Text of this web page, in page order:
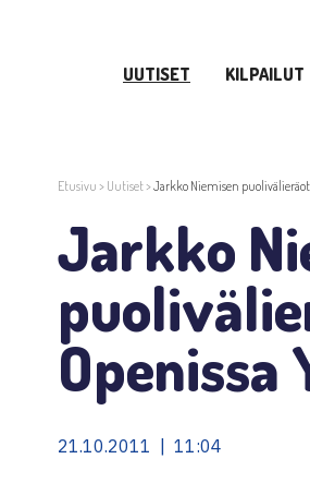
UUTISET
KILPAILUT
Etusivu > Uutiset>Jarkko Niemisen
Jarkko
21.10.2011 | 11:04